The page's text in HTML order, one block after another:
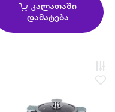
კალათაში
დამატება